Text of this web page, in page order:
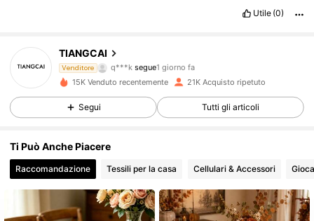
Utile (0)
TIANGCAI
Venditore
q***k
m***5sta navigando
4.90
3.6K Follower
4.90 3.6K Follower
15K Venduto recentemente 21K Acquisto ripetuto
Segui Tutti gli articoli
Ti Può Anche Piacere
Raccomandazione Tessili per la casa Cellulari & Accessori